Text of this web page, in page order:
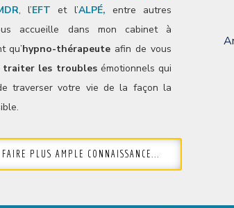
, l’EFT et l’ALPÉ, entre autres
accueille dans mon cabinet à
qu’hypno-thérapeute afin de vous
traiter les troublesémotionnels qui
traverser votre vie de la façon la
FAIRE PLUS AMPLE CONNAISSANCE...